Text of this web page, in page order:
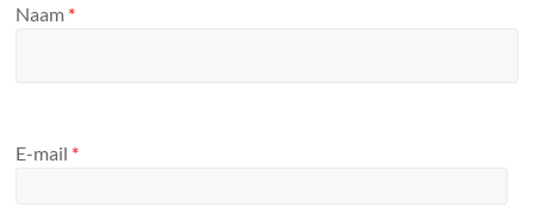
Naam *
E-mail *